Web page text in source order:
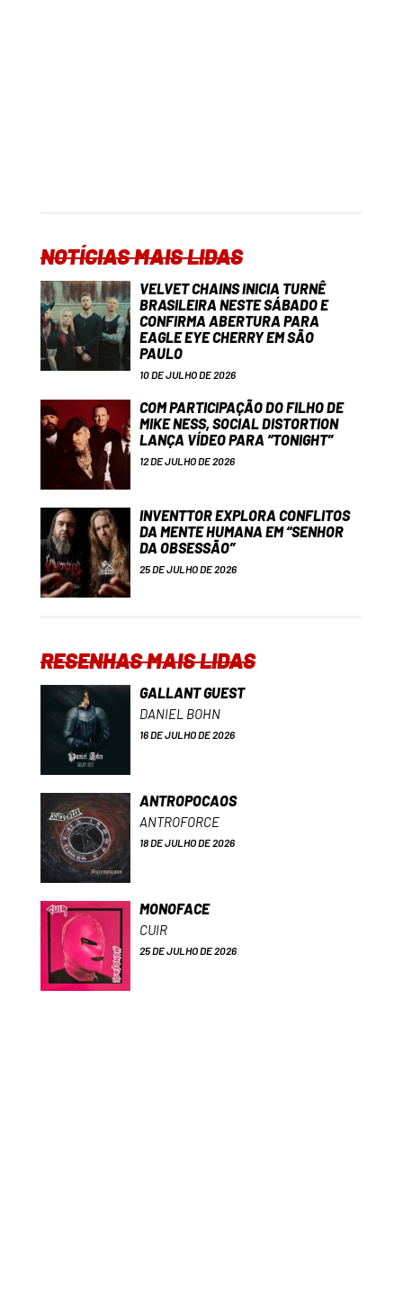
NOTÍCIAS MAIS LIDAS
VELVET CHAINS INICIA TURNÊ
BRASILEIRA NESTE SÁBADO E
CONFIRMA ABERTURA PARA
EAGLE EYE CHERRY EM SÃO
PAULO
10 DE JULHO DE 2026
COM PARTICIPAÇÃO DO FILHO DE
MIKE NESS, SOCIAL DISTORTION
LANÇA VÍDEO PARA “TONIGHT”
12 DE JULHO DE 2026
INVENTTOR EXPLORA CONFLITOS
DA MENTE HUMANA EM “SENHOR
DA OBSESSÃO”
25 DE JULHO DE 2026
RESENHAS MAIS LIDAS
GALLANT GUEST
DANIEL BOHN
16 DE JULHO DE 2026
ANTROPOCAOS
ANTROFORCE
18 DE JULHO DE 2026
MONOFACE
CUIR
25 DE JULHO DE 2026